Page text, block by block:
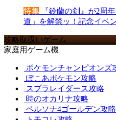
特集 『鈴蘭の剣』が2周
道」を解禁ッ！記念イベ
攻略取扱いゲーム
家庭用ゲーム機
ポケモンチャンピオンズ
ぽこあポケモン攻略
スプラレイダース攻略
時のオカリナ攻略
ペルソナ4ゴールデン攻略